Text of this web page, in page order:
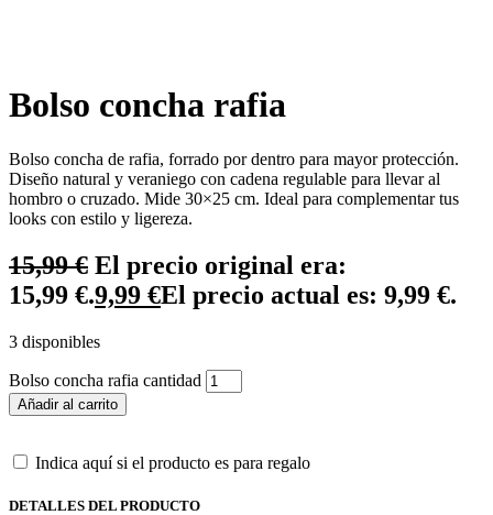
Bolso concha rafia
Bolso concha de rafia, forrado por dentro para mayor protección.
Diseño natural y veraniego con cadena regulable para llevar al
hombro o cruzado. Mide 30×25 cm. Ideal para complementar tus
looks con estilo y ligereza.
15,99€ El precio original era:
15,99 €.9,99 €El precio actual es: 9,99 €.
3 disponibles
Bolso concha rafia cantidad
Añadir al carrito
Indica aquí si el producto es para regalo
DETALLES DEL PRODUCTO